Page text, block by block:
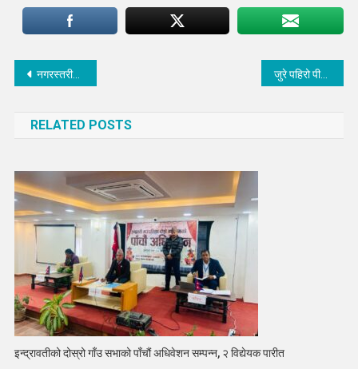
Post
नगरस्तरीय भलिबल प्रतियोगिताको उपाधि योङ स्टार युवा क्लब मेलम्ची ९ को पोल्टामा जुरे पहिरो पीडितले नगद राहत पाउने
RELATED POSTS
इन्द्रावतीको दोस्रो गाँउ सभाको पाँचौं अधिवेशन सम्पन्न, २ विद्येयक पारीत